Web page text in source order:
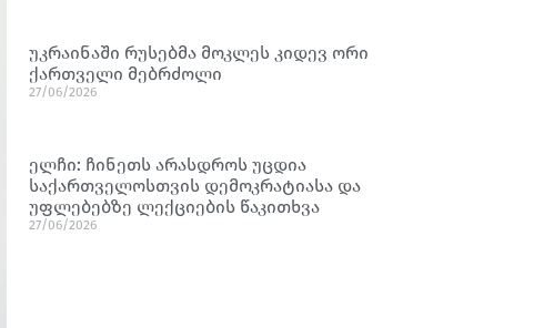
უკრაინაში რუსებმა მოკლეს კიდევ ორი
ქართველი მებრძოლი
27/06/2026
ელჩი: ჩინეთს არასდროს უცდია
საქართველოსთვის დემოკრატიასა და
უფლებებზე ლექციების წაკითხვა
27/06/2026